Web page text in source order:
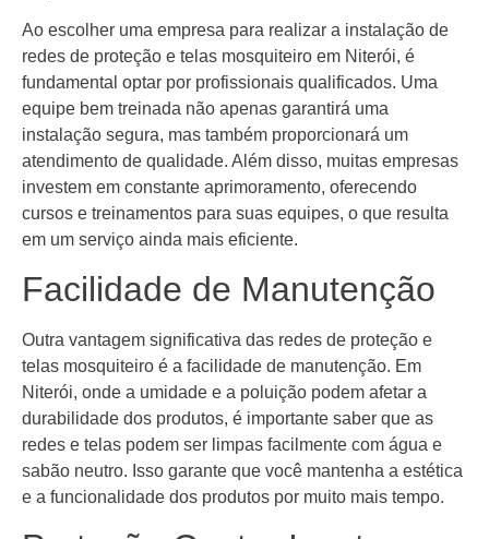
Ao escolher uma empresa para realizar a instalação de
redes de proteção e telas mosquiteiro em Niterói, é
fundamental optar por profissionais qualificados. Uma
equipe bem treinada não apenas garantirá uma
instalação segura, mas também proporcionará um
atendimento de qualidade. Além disso, muitas empresas
investem em constante aprimoramento, oferecendo
cursos e treinamentos para suas equipes, o que resulta
em um serviço ainda mais eficiente.
Facilidade de Manutenção
Outra vantagem significativa das redes de proteção e
telas mosquiteiro é a facilidade de manutenção. Em
Niterói, onde a umidade e a poluição podem afetar a
durabilidade dos produtos, é importante saber que as
redes e telas podem ser limpas facilmente com água e
sabão neutro. Isso garante que você mantenha a estética
e a funcionalidade dos produtos por muito mais tempo.